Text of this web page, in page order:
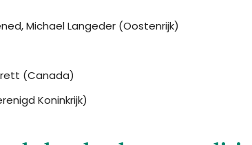
Michael Langeder (Oostenrijk)
(Canada)
Koninkrijk)